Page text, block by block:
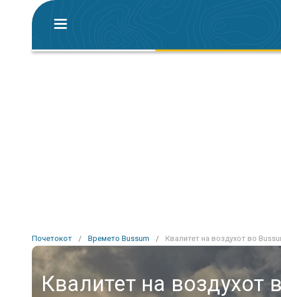
Почетокот / Времето Bussum / Квалитет на воздухот во
Квалитет на воздухот